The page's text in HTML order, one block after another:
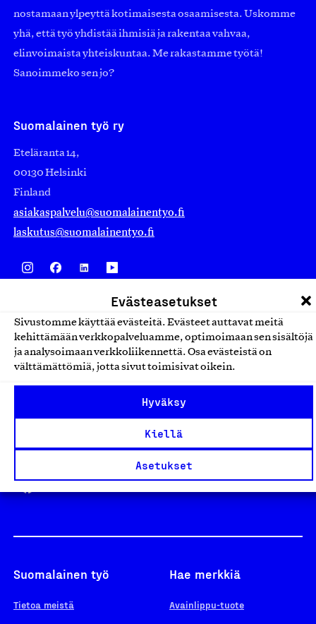
Evästeasetukset
Sivustomme käyttää evästeitä. Evästeet auttavat meitä
kehittämään verkkopalveluamme, optimoimaan sen sisältöjä
ja analysoimaan verkkoliikennettä. Osa evästeistä on
välttämättömiä, jotta sivut toimisivat oikein.
Hyväksy
Kiellä
Asetukset
nostamaan ylpeyttä kotimaisesta osaamisesta. Uskomme
yhä, että työ yhdistää ihmisiä ja rakentaa vahvaa,
elinvoimaista yhteiskuntaa. Me rakastamme työtä!
Sanoimmeko sen jo?
Suomalainen työ ry
Eteläranta 14,
00130 Helsinki
Finland
asiakaspalvelu@suomalainentyo.fi
laskutus@suomalainentyo.fi
Yhteiskunnallinen Yritys -merkki
Suomalainen työ
Tietoa meistä
Hae merkkiä
Avainlippu-tuote